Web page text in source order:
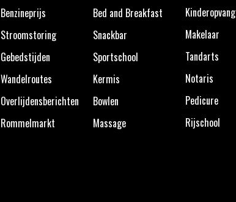
Benzineprijs
Stroomstoring
Gebedstijden
Wandelroutes
Overlijdensberichten
Rommelmarkt
Bed and Breakfast
Snackbar
Sportschool
Kermis
Bowlen
Massage
Kinderopvang
Makelaar
Tandarts
Notaris
Pedicure
Rijschool